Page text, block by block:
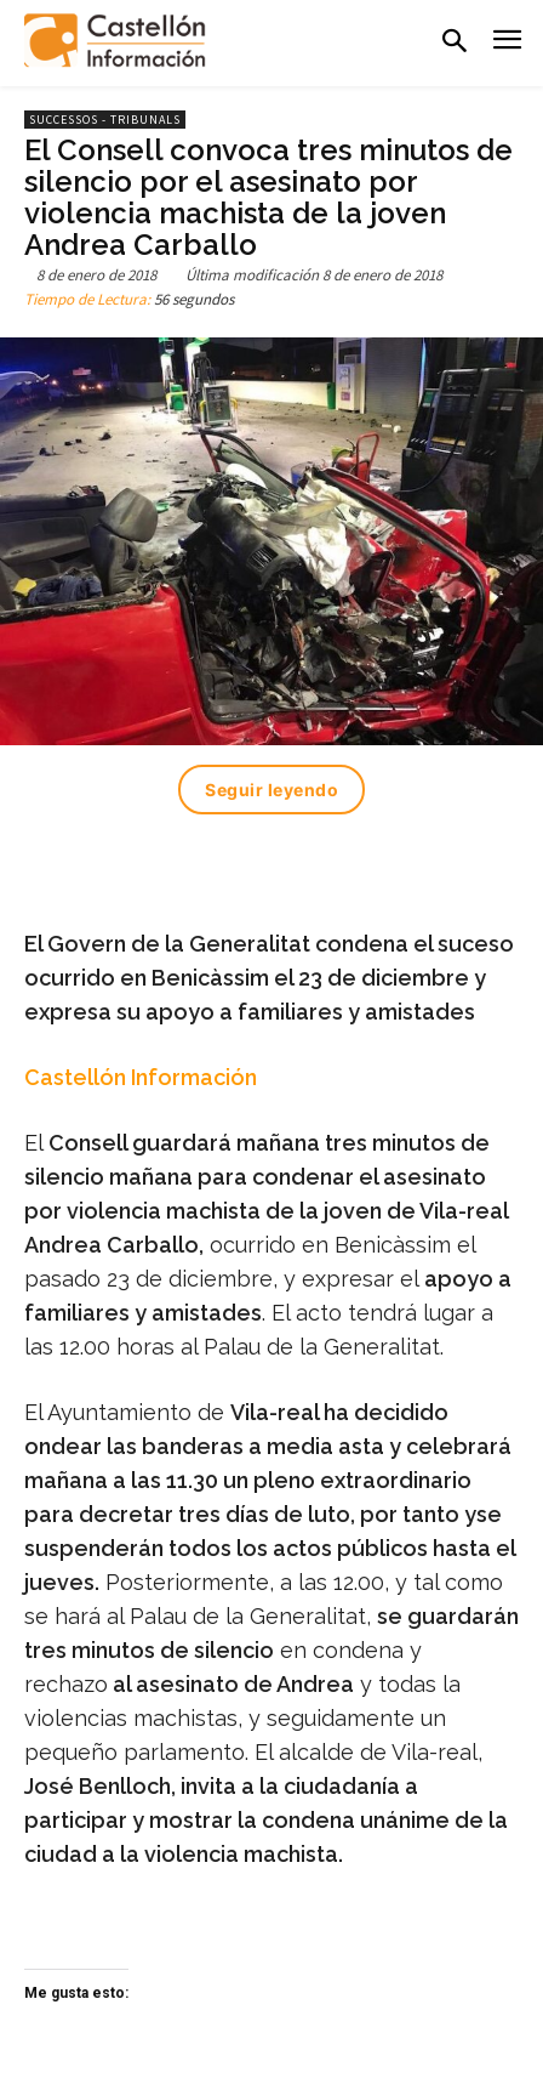
SUCCESSOS - TRIBUNALS
El Consell convoca tres minutos de
silencio por el asesinato por
violencia machista de la joven
Andrea Carballo
8 de enero de 2018 Última modificación 8 de enero de 2018
Tiempo de Lectura:56 segundos
Seguir leyendo
El Govern de la Generalitat condena el suceso
ocurrido en Benicàssim el 23 de diciembre y
expresa su apoyo a familiares y amistades
Castellón Información
El Consell guardará mañana tres minutos de
silencio mañana para condenar el asesinato
por violencia machista de la joven de Vila-real
Andrea Carballo, ocurrido en Benicàssim el
pasado 23 de diciembre, y expresar el apoyo a
familiares y amistades. El acto tendrá lugar a
las 12.00 horas al Palau de la Generalitat.
El Ayuntamiento de Vila-real ha decidido
ondear las banderas a media asta y celebrará
mañana a las 11.30 un pleno extraordinario
para decretar tres días de luto, por tanto yse
suspenderán todos los actos públicos hasta el
jueves. Posteriormente, a las 12.00, y tal como
se hará al Palau de la Generalitat, se guardarán
tres minutos de silencio en condena y
rechazo al asesinato de Andrea y todas la
violencias machistas, y seguidamente un
pequeño parlamento. El alcalde de Vila-real,
José Benlloch, invita a la ciudadanía a
participar y mostrar la condena unánime de la
ciudad a la violencia machista.
Me gusta esto: